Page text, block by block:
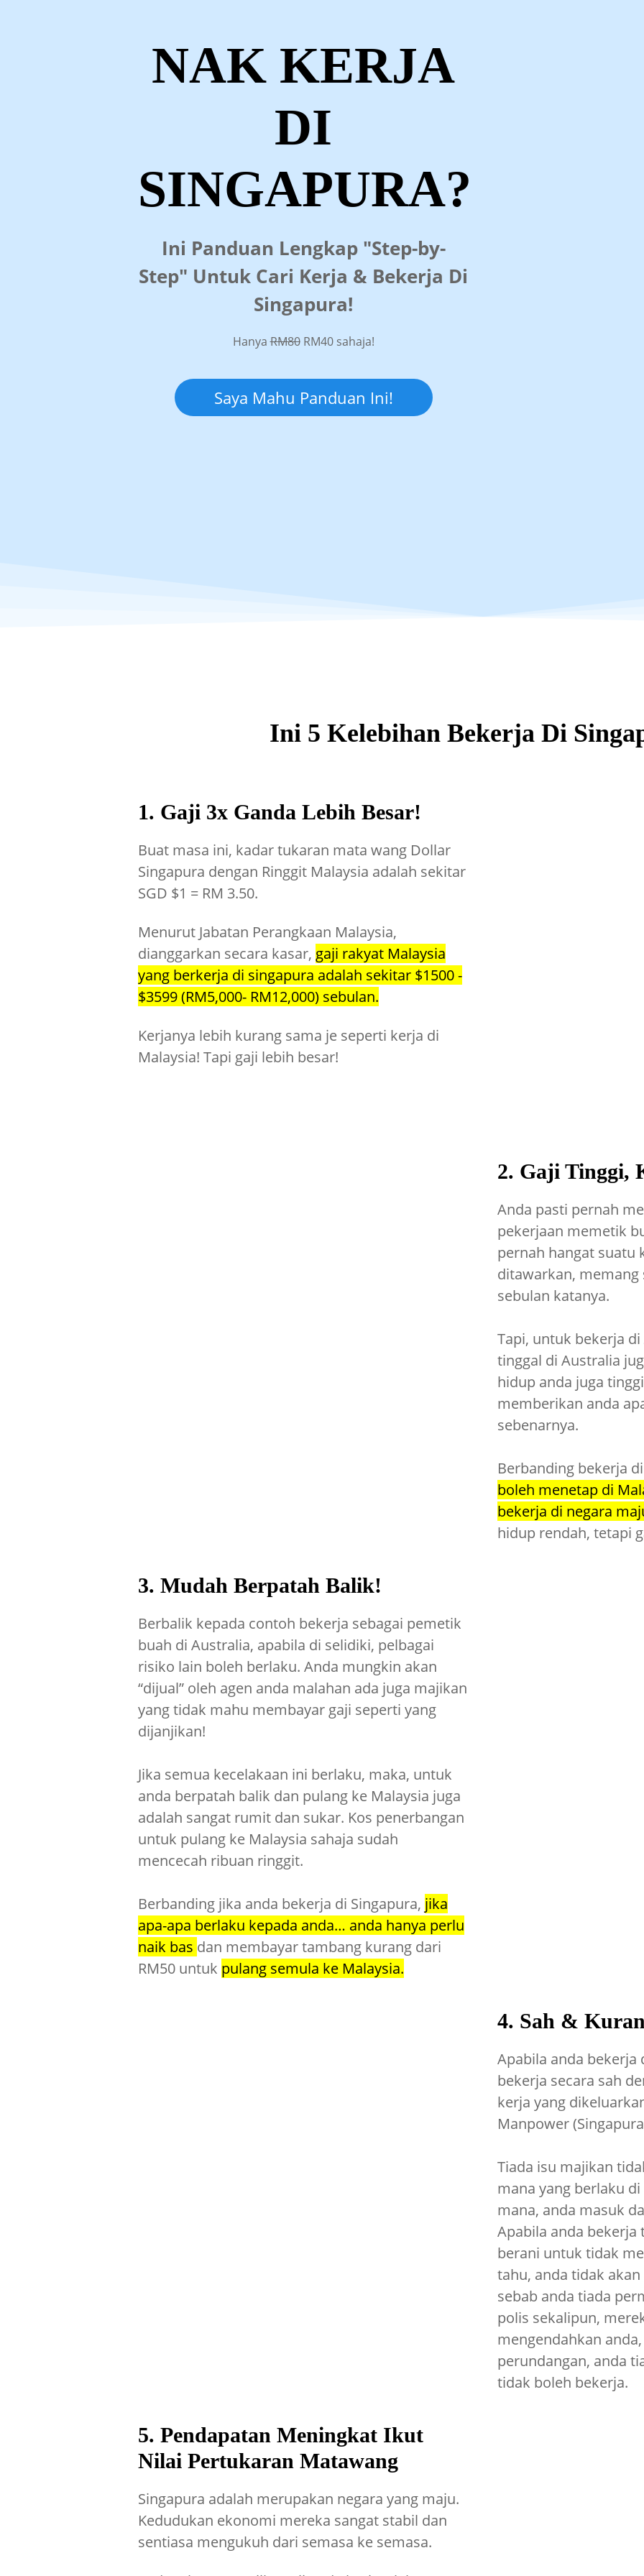
NAK KERJA
DI
SINGAPURA?
Ini Panduan Lengkap "Step-by-
Step" Untuk Cari Kerja & Bekerja Di
Singapura!
HanyaRM80RM40 sahaja!
Saya Mahu Panduan Ini!
Ini 5 Kelebihan Bekerja Di
1. Gaji 3x Ganda Lebih Besar!
Buat masa ini, kadar tukaran mata wang Dollar
Singapura dengan Ringgit Malaysia adalah sekitar
SGD $1 = RM 3.50.
Menurut Jabatan Perangkaan Malaysia,
dianggarkan secara kasar, gaji rakyat Malaysia
yang berkerja di singapura adalah sekitar $1500 -
$3599 (RM5,000- RM12,000) sebulan.
Kerjanya lebih kurang sama je seperti kerja di
Malaysia! Tapi gaji lebih besar!
2. Gaji Tinggi,
Anda pasti pernah
pekerjaan memetik
pernah hangat suatu
ditawarkan, memang
sebulan katanya.
Tapi, untuk bekerja
tinggal di Australia
hidup anda juga
memberikan anda
sebenarnya.
Berbanding bekerja
boleh menetap di
bekerja di negara
hidup rendah, tetapi
3. Mudah Berpatah Balik!
Berbalik kepada contoh bekerja sebagai pemetik
buah di Australia, apabila di selidiki, pelbagai
risiko lain boleh berlaku. Anda mungkin akan
“dijual” oleh agen anda malahan ada juga majikan
yang tidak mahu membayar gaji seperti yang
dijanjikan!
Jika semua kecelakaan ini berlaku, maka, untuk
anda berpatah balik dan pulang ke Malaysia juga
adalah sangat rumit dan sukar. Kos penerbangan
untuk pulang ke Malaysia sahaja sudah
mencecah ribuan ringgit.
Berbanding jika anda bekerja di Singapura, jika
apa-apa berlaku kepada anda… anda hanya perlu
naik bas dan membayar tambang kurang dari
RM50 untuk pulang semula ke Malaysia.
4. Sah &
Apabila anda bekerja
bekerja secara sah
kerja yang
Manpower
Tiada isu majikan
mana yang berlaku
mana, anda masuk
Apabila anda
berani untuk tidak
tahu, anda tidak
sebab anda tiada
polis sekalipun,
mengendahkan
perundangan, anda
tidak boleh bekerja.
5. Pendapatan Meningkat Ikut
Nilai Pertukaran Matawang
Singapura adalah merupakan negara yang maju.
Kedudukan ekonomi mereka sangat stabil dan
sentiasa mengukuh dari semasa ke semasa.